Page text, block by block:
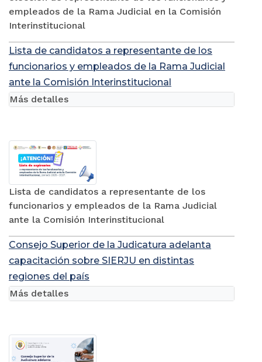
empleados de la Rama Judicial en la Comisión
Interinstitucional
Lista de candidatos a representante de los
funcionarios y empleados de la Rama Judicial
ante la Comisión Interinstitucional
Lista de candidatos a representante de los
funcionarios y empleados de la Rama Judicial
ante la Comisión Interinstitucional
Más detalles
Consejo Superior de la Judicatura adelanta
capacitación sobre SIERJU en distintas
regiones del país
Más detalles